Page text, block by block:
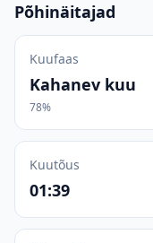
Põhinäitajad
Kuufaas
Kahanev kuu
78%
Kuutõus
01:39